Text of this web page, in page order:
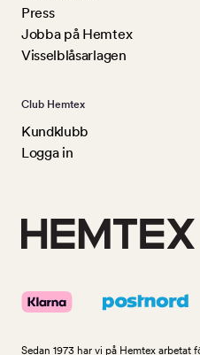
Press
Jobba på Hemtex
Visselblåsarlagen
Club Hemtex
Kundklubb
Logga in
Sedan 1973 har vi på Hemtex arbetat